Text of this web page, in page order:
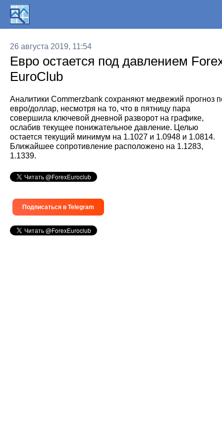
26 августа 2019, 11:54
Евро остается под давлением
EuroClub
Аналитики Commerzbank сохраняют медвежий прогноз
евро/доллар, несмотря на то, что в пятницу пара
совершила ключевой дневной разворот на графике,
ослабив текущее понижательное давление. Целью
остается текущий минимум на 1.1027 и 1.0948 и 1.0814.
Ближайшее сопротивление расположено на 1.1283,
1.1339.
Подписаться в Telegram